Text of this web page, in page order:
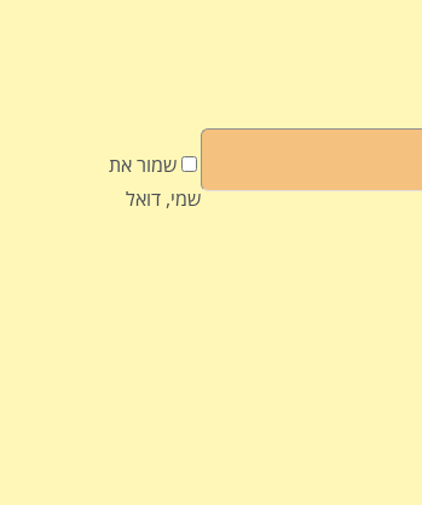
שמור את
שמי, דואל